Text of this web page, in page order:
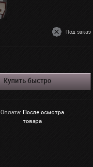
Под заказ
Купить быстро
Оплата: После осмотра
товара